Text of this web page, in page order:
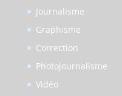
Journalisme
Graphisme
Correction
Photojournalisme
Vidéo